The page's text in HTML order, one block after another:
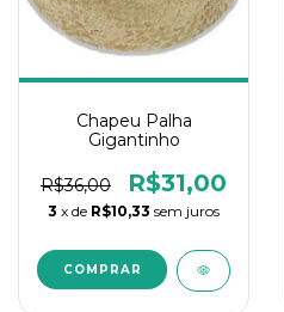
Chapeu Palha
Gigantinho
R$36,00 R$31,00
3 x de R$10,33 sem juros